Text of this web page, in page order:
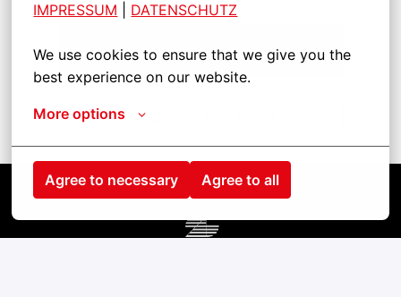
IMPRESSUM DATENSCHUTZ
We use cookies to ensure that we give you the
best experience on our website.
More options
Agree to necessary Agree to all
Кандидатствайте
Разделяне на работа